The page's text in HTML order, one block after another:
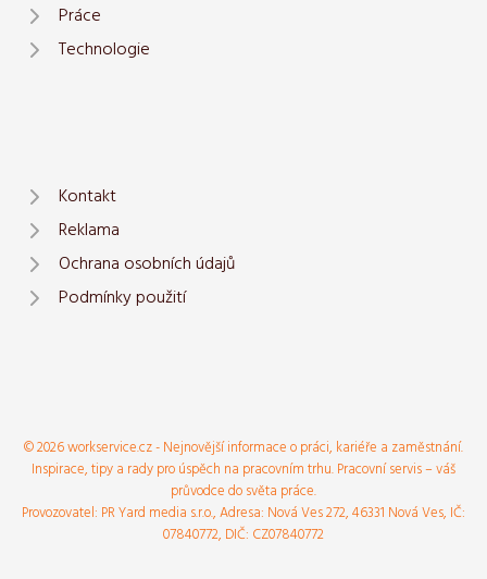
Práce
Technologie
Kontakt
Reklama
Ochrana osobních údajů
Podmínky použití
© 2026 workservice.cz - Nejnovější informace o práci, kariéře a zaměstnání.
Inspirace, tipy a rady pro úspěch na pracovním trhu. Pracovní servis – váš
průvodce do světa práce.
Provozovatel: PR Yard media s.r.o., Adresa: Nová Ves 272, 46331 Nová Ves, IČ:
07840772, DIČ: CZ07840772